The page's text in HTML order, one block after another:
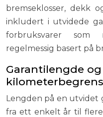
bremseklosser, dekk
inkludert i utvidede
forbruksvarer
regelmessig basert på
Garantilengde og
Lengden på en utvidet
fra ett enkelt år til